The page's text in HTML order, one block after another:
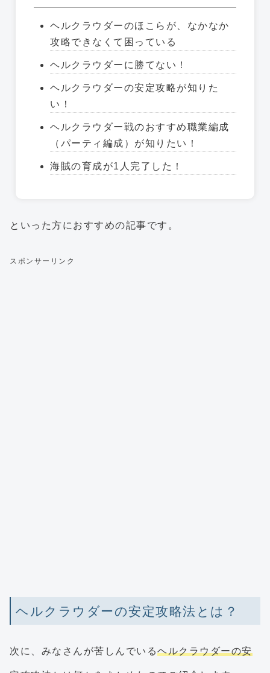
ヘルクラウダーのほこらが、なかなか
攻略できなくて困っている
ヘルクラウダーに勝てない！
ヘルクラウダーの安定攻略が知りた
い！
ヘルクラウダー戦のおすすめ職業編成
（パーティ編成）が知りたい！
海賊の育成が1人完了した！
といった方におすすめの記事です。
スポンサーリンク
ヘルクラウダーの安定攻略法とは？
次に、みなさんが苦しんでいるヘルクラウダーの安